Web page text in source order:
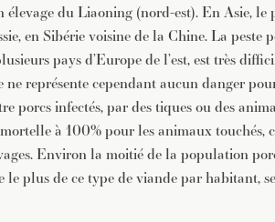
élevage du Liaoning (nord-est). En Asie, le
en Sibérie voisine de la Chine. La peste
pays d’Europe de l’est, est très
représente cependant aucun danger
porcs infectés, par des tiques ou des
à 100% pour les animaux touchés,
Environ la moitié de la population
le plus de ce type de viande par habitant,